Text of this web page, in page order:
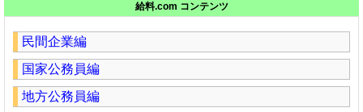
給料.com コンテンツ
民間企業編
国家公務員編
地方公務員編